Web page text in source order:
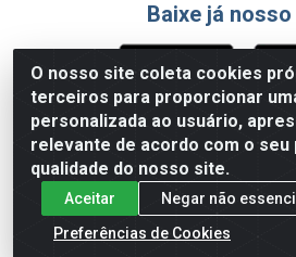
O nosso site coleta cookies
terceiros para proporcionar
personalizada ao usuário,
relevante de acordo com o
qualidade do nosso site.
Aceitar
Negar não
Preferências de Cookies
Baixe já nosso
Formas de